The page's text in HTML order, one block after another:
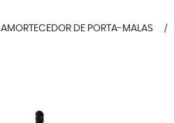
AMORTECEDOR DE PORTA-MALAS